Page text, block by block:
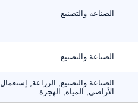
الصناعة والتصنيع
الصناعة والتصنيع
الصناعة والتصنيع, الزراعة, إستعمال
الأراضي, المياه, الهجرة